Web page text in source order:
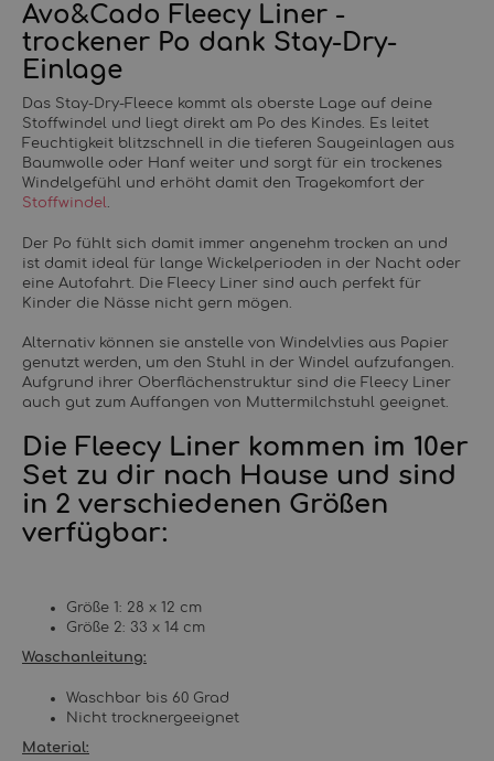
Avo&Cado Fleecy Liner -
trockener Po dank Stay-Dry-
Einlage
Das Stay-Dry-Fleece kommt als oberste Lage auf deine
Stoffwindel und liegt direkt am Po des Kindes. Es leitet
Feuchtigkeit blitzschnell in die tieferen Saugeinlagen aus
Baumwolle oder Hanf weiter und sorgt für ein trockenes
Windelgefühl und erhöht damit den Tragekomfort der
Stoffwindel.
Der Po fühlt sich damit immer angenehm trocken an und
ist damit ideal für lange Wickelperioden in der Nacht oder
eine Autofahrt. Die Fleecy Liner sind auch perfekt für
Kinder die Nässe nicht gern mögen.
Alternativ können sie anstelle von Windelvlies aus Papier
genutzt werden, um den Stuhl in der Windel aufzufangen.
Aufgrund ihrer Oberflächenstruktur sind die Fleecy Liner
auch gut zum Auffangen von Muttermilchstuhl geeignet.
Die Fleecy Liner kommen im 10er
Set zu dir nach Hause und sind
in 2 verschiedenen Größen
verfügbar:
Größe 1: 28 x 12 cm
Größe 2: 33 x 14 cm
Waschanleitung:
Waschbar bis 60 Grad
Nicht trocknergeeignet
Material: